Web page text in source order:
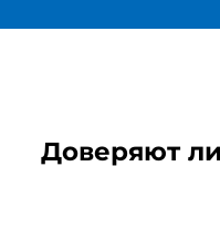
Доверяют